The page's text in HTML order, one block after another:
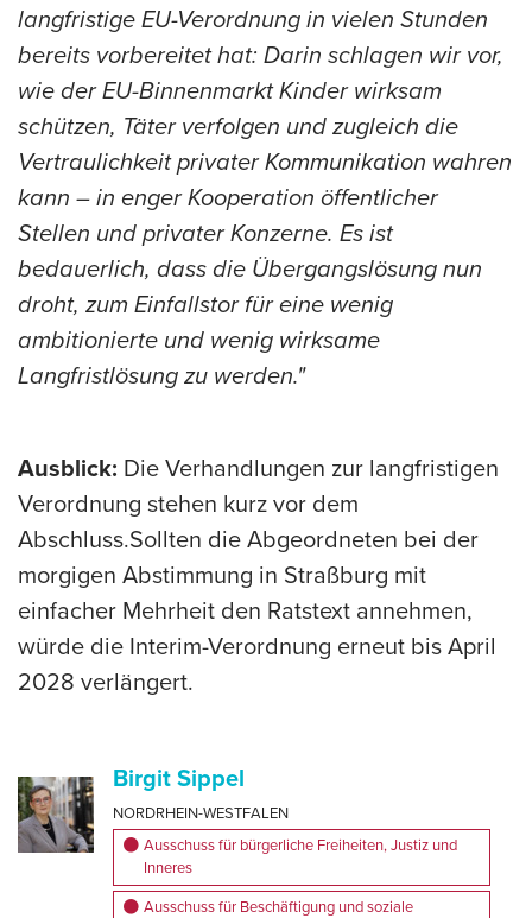
langfristige EU-Verordnung in vielen Stunden
bereits vorbereitet hat: Darin schlagen wir vor,
wie der EU-Binnenmarkt Kinder wirksam
schützen, Täter verfolgen und zugleich die
Vertraulichkeit privater Kommunikation wahren
kann – in enger Kooperation öffentlicher
Stellen und privater Konzerne. Es ist
bedauerlich, dass die Übergangslösung nun
droht, zum Einfallstor für eine wenig
ambitionierte und wenig wirksame
Langfristlösung zu werden."
Ausblick: Die Verhandlungen zur langfristigen
Verordnung stehen kurz vor dem
Abschluss.Sollten die Abgeordneten bei der
morgigen Abstimmung in Straßburg mit
einfacher Mehrheit den Ratstext annehmen,
würde die Interim-Verordnung erneut bis April
2028 verlängert.
Birgit Sippel
NORDRHEIN-WESTFALEN
Ausschuss für bürgerliche Freiheiten, Justiz und
Inneres
Ausschuss für Beschäftigung und soziale